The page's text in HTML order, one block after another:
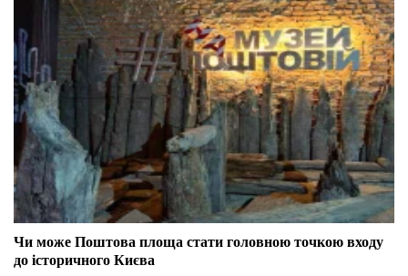
Чи може Поштова площа стати головною точкою входу
до історичного Києва